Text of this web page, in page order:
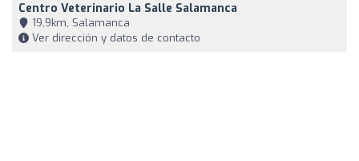
Centro Veterinario La Salle Salamanca
19,9km, Salamanca
Ver dirección y datos de contacto